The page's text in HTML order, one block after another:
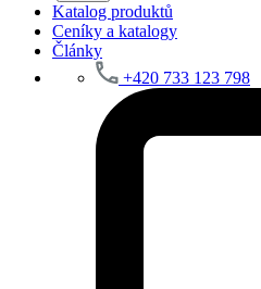
Katalog produktů
Ceníky a katalogy
Články
+420 733 123 798